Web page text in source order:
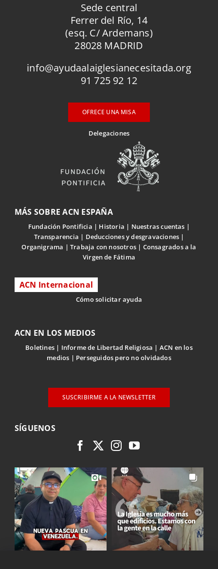
Sede central
Ferrer del Río, 14
(esq. C/ Ardemans)
28028 MADRID
info@ayudaalaiglesianecesitada.org
91 725 92 12
OFRECE UNA MISA
Delegaciones
MÁS SOBRE ACN ESPAÑA
Fundación Pontificia Historia
Nuestras cuentas
Transparencia
Deducciones y desgravaciones
Organigrama
Trabaja con nosotros
Consagrados a la
Virgen de Fátima
ACN Internacional
Cómo solicitar ayuda
ACN EN LOS MEDIOS
Boletines Informe de Libertad Religiosa
ACN en los
medios
Perseguidos pero no olvidados
SUSCRIBIRME A LA NEWSLETTER
SÍGUENOS